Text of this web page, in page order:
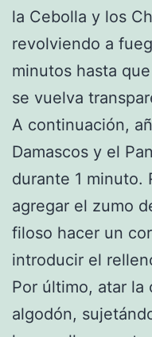
la Cebolla y los
revolviendo a
minutos hasta
se vuelva
A continuación,
Damascos y el
durante 1 minuto.
agregar el zumo
filoso hacer un
introducir el
Por último, atar la
algodón,